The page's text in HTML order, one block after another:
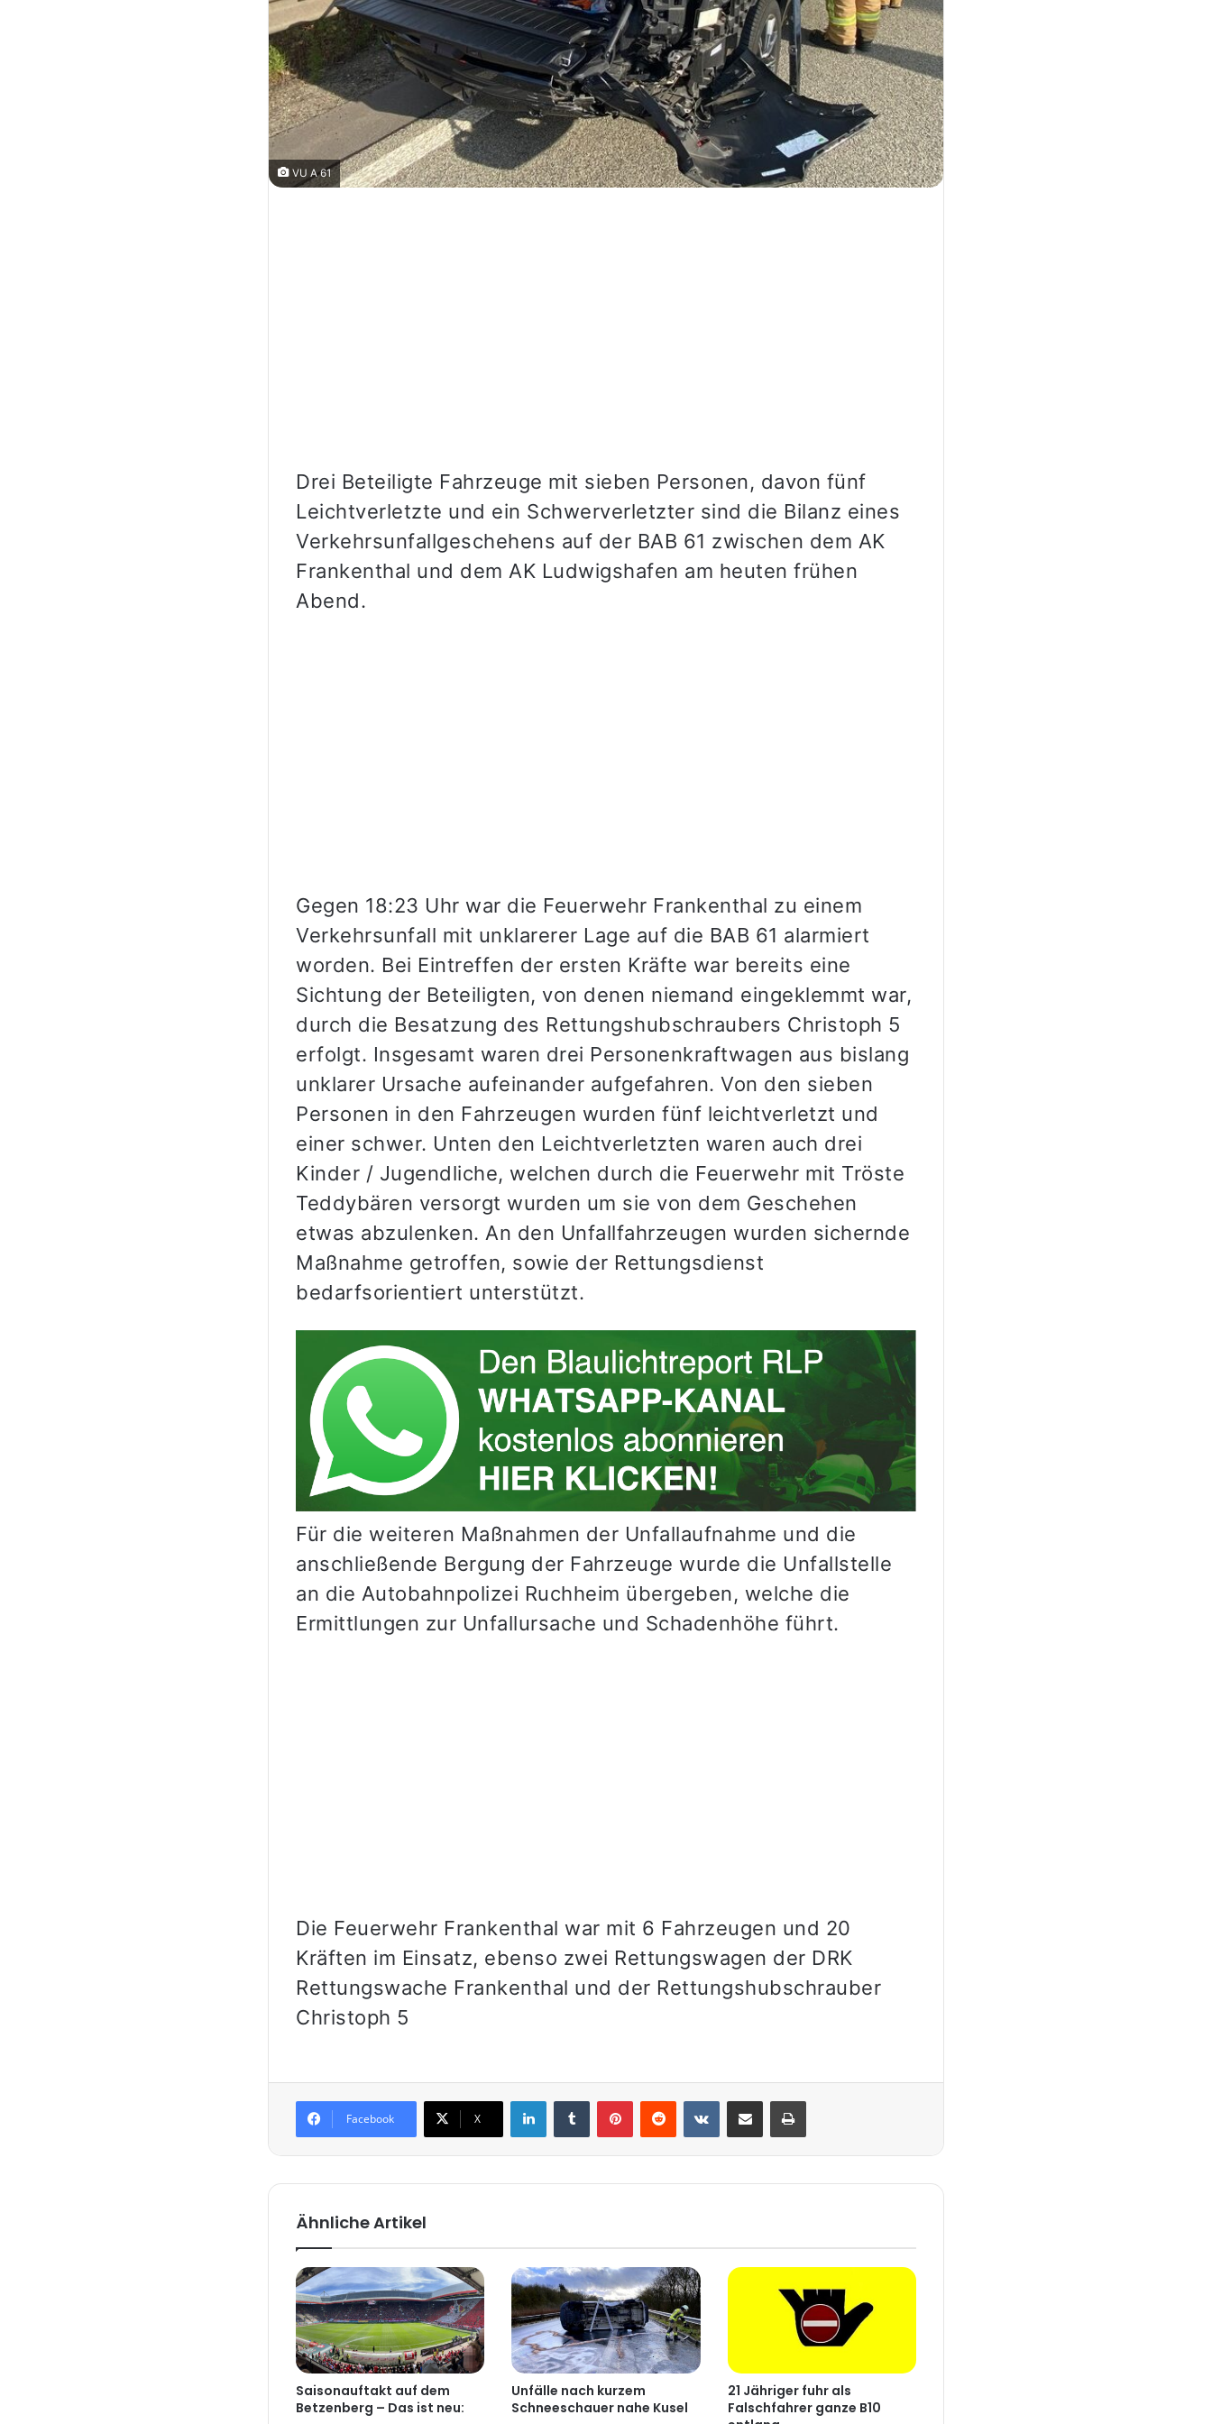
VU A 61
Drei Beteiligte Fahrzeuge mit sieben Personen, davon fünf
Leichtverletzte und ein Schwerverletzter sind die Bilanz eines
Verkehrsunfallgeschehens auf der BAB 61 zwischen dem AK
Frankenthal und dem AK Ludwigshafen am heuten frühen
Abend.
Gegen 18:23 Uhr war die Feuerwehr Frankenthal zu einem
Verkehrsunfall mit unklarerer Lage auf die BAB 61 alarmiert
worden. Bei Eintreffen der ersten Kräfte war bereits eine
Sichtung der Beteiligten, von denen niemand eingeklemmt war,
durch die Besatzung des Rettungshubschraubers Christoph 5
erfolgt. Insgesamt waren drei Personenkraftwagen aus bislang
unklarer Ursache aufeinander aufgefahren. Von den sieben
Personen in den Fahrzeugen wurden fünf leichtverletzt und
einer schwer. Unten den Leichtverletzten waren auch drei
Kinder / Jugendliche, welchen durch die Feuerwehr mit Tröste
Teddybären versorgt wurden um sie von dem Geschehen
etwas abzulenken. An den Unfallfahrzeugen wurden sichernde
Maßnahme getroffen, sowie der Rettungsdienst
bedarfsorientiert unterstützt.
Für die weiteren Maßnahmen der Unfallaufnahme und die
anschließende Bergung der Fahrzeuge wurde die Unfallstelle
an die Autobahnpolizei Ruchheim übergeben, welche die
Ermittlungen zur Unfallursache und Schadenhöhe führt.
Die Feuerwehr Frankenthal war mit 6 Fahrzeugen und 20
Kräften im Einsatz, ebenso zwei Rettungswagen der DRK
Rettungswache Frankenthal und der Rettungshubschrauber
Christoph 5
Facebook X
LinkedInTumblr PinterestReddit VKontakte
Teile per E-Mail Drucken
Ähnliche Artikel
Saisonauftakt auf dem
Betzenberg – Das ist neu:
Unfälle nach kurzem
Schneeschauer nahe Kusel
21 Jähriger fuhr als
Falschfahrer ganze B10